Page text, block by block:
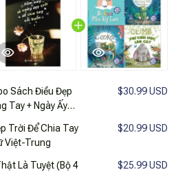
Sách Điều Đẹp
Tay + Ngày Ấy
$30.99 USD
Trời Để Chia Tay
Việt-Trung
$20.99 USD
Là Tuyệt (Bộ 4
$25.99 USD